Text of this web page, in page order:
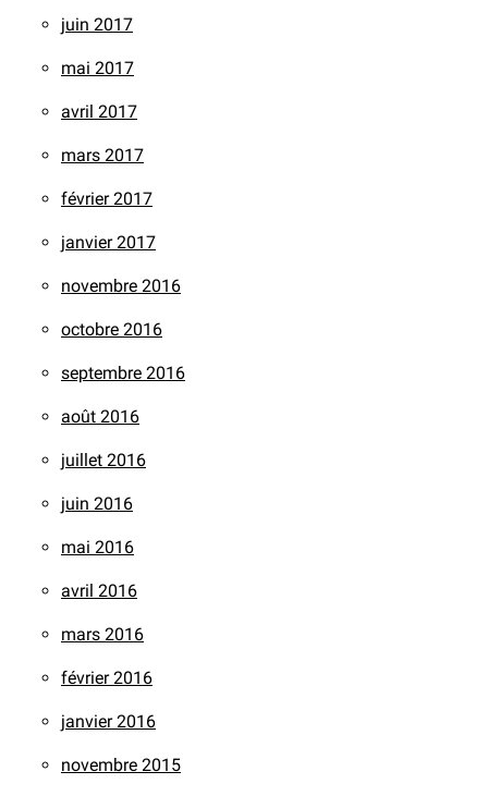
juin 2017
mai 2017
avril 2017
mars 2017
février 2017
janvier 2017
novembre 2016
octobre 2016
septembre 2016
août 2016
juillet 2016
juin 2016
mai 2016
avril 2016
mars 2016
février 2016
janvier 2016
novembre 2015